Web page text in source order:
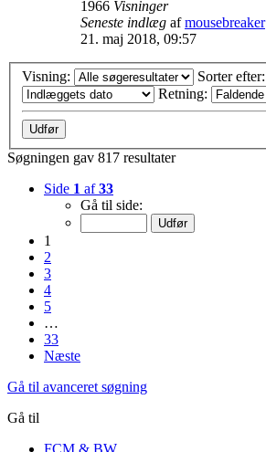
1966 Visninger
Seneste indlæg afmousebreaker
21. maj 2018, 09:57
Visning:
Sorter efter:
Retning:
Søgningen gav 817 resultater
Side 1 af33
Gå til side:
1
2
3
4
5
…
33
Næste
Gå til avanceret søgning
Gå til